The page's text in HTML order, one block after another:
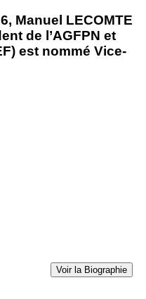
Manuel LECOMTE
de l’AGFPN et
est nommé Vice-
Voir la Biographie